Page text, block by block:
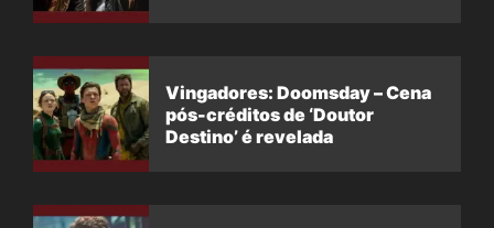
Vingadores: Doomsday – Cena
pós-créditos de ‘Doutor
Destino’ é revelada